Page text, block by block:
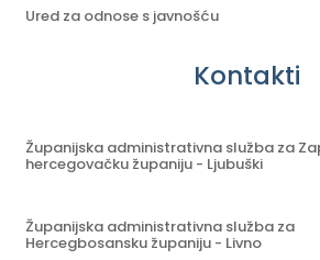
Ured za odnose s javnošću
Kontakti
Županijska administrativna služba za
hercegovačku županiju - Ljubuški
Županijska administrativna služba za
Hercegbosansku županiju - Livno